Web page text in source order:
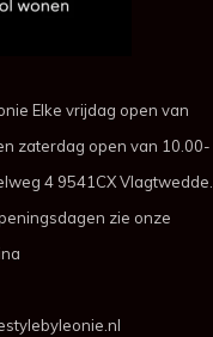
Elke vrijdag open van
zaterdag open van 10.00-
4 9541CX Vlagtwedde.
zie onze